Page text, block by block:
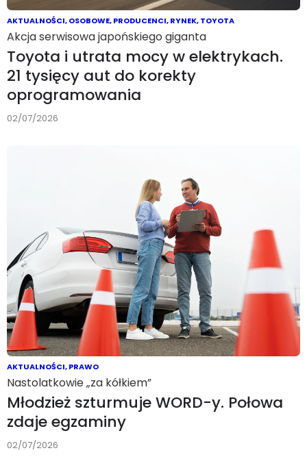
AKTUALNOŚCI,OSOBOWE,PRODUCENCI,RYNEK,TOYOTA
Akcja serwisowa japońskiego giganta
Toyota i utrata mocy w elektrykach.
21 tysięcy aut do korekty
oprogramowania
02/07/2026
AKTUALNOŚCI,PRAWO
Nastolatkowie „za kółkiem”
Młodzież szturmuje WORD-y. Połowa
zdaje egzaminy
02/07/2026